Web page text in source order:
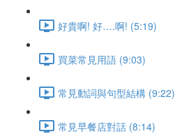
好貴啊! 好….啊! (5:19)
買菜常見用語 (9:03)
常見動詞與句型結構 (9:22)
常見早餐店對話 (8:14)